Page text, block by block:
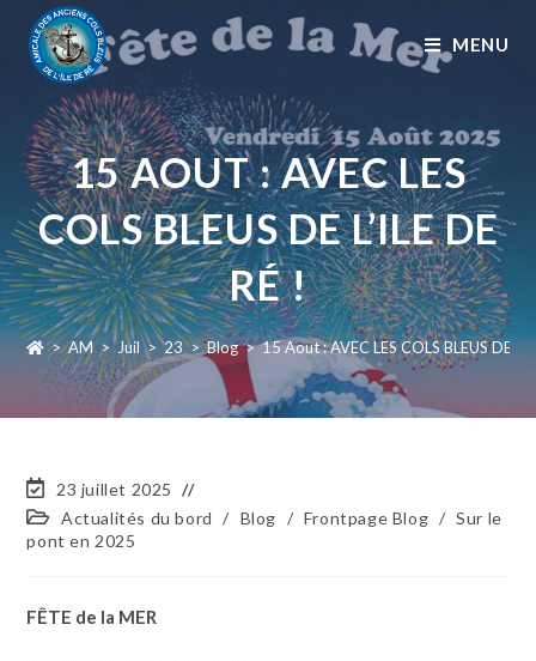
MENU
15 AOUT : AVEC LES
COLS BLEUS DE L’ILE DE
RÉ !
> AM > Juil > 23 > Blog > 15 Aout : AVEC LES COLS BLEUS DE
23 juillet 2025
Actualités du bord
/ Blog / Frontpage Blog / Sur le
pont en 2025
FÊTE de la MER